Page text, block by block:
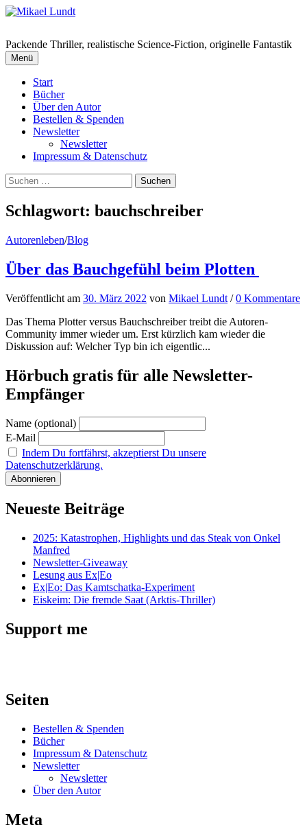
Springe
Packende Thriller, realistische Science-Fiction, originelle Fantastik
Menü
Start
Bücher
Über den Autor
Bestellen & Spenden
Newsletter
Newsletter
Impressum & Datenschutz
Suchen
nach:
Schlagwort: bauchschreiber
Autorenleben/Blog
Über das Bauchgefühl beim Plotten
Veröffentlicht am 30. März 2022 von Mikael Lundt /0 Kommentare
Das Thema Plotter versus Bauchschreiber treibt die Autoren-
Community immer wieder um. Erst kürzlich kam wieder die
Diskussion auf: Welcher Typ bin ich eigentlic...
Hörbuch gratis für alle Newsletter-
Empfänger
Name (optional)
E-Mail
Indem Du fortfährst, akzeptierst Du unsere
Datenschutzerklärung.
Neueste Beiträge
2025: Katastrophen, Highlights und das Steak von Onkel
Manfred
Newsletter-Giveaway
Lesung aus Ex|Eo
Ex|Eo: Das Kamtschatka-Experiment
Eiskeim: Die fremde Saat (Arktis-Thriller)
Support me
Seiten
Bestellen & Spenden
Bücher
Impressum & Datenschutz
Newsletter
Newsletter
Über den Autor
Meta